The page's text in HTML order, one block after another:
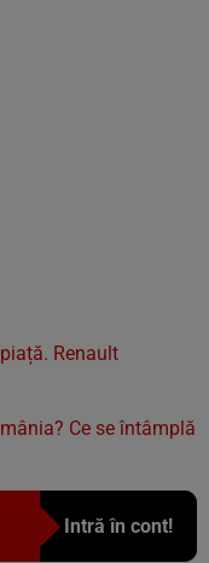
Renault
Ce se întâmplă
Intră în cont!